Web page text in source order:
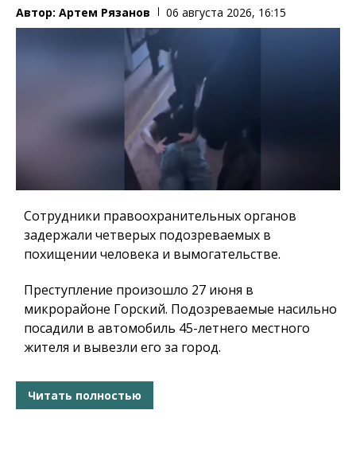
Автор: Артем Рязанов 06 августа 2026, 16:15
Сотрудники правоохранительных органов
задержали четверых подозреваемых в
похищении человека и вымогательстве.
Преступление произошло 27 июня в
микрорайоне Горский. Подозреваемые насильно
посадили в автомобиль 45-летнего местного
жителя и вывезли его за город.
Читать полностью